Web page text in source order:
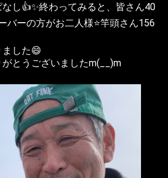
し👍✨終わってみると、皆さん40
バーの方がお二人様⭐️竿頭さん156
した😄
とうございましたm(__)m